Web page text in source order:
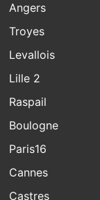
Angers
Troyes
Levallois
Lille 2
Raspail
Boulogne
Paris16
Cannes
Castres